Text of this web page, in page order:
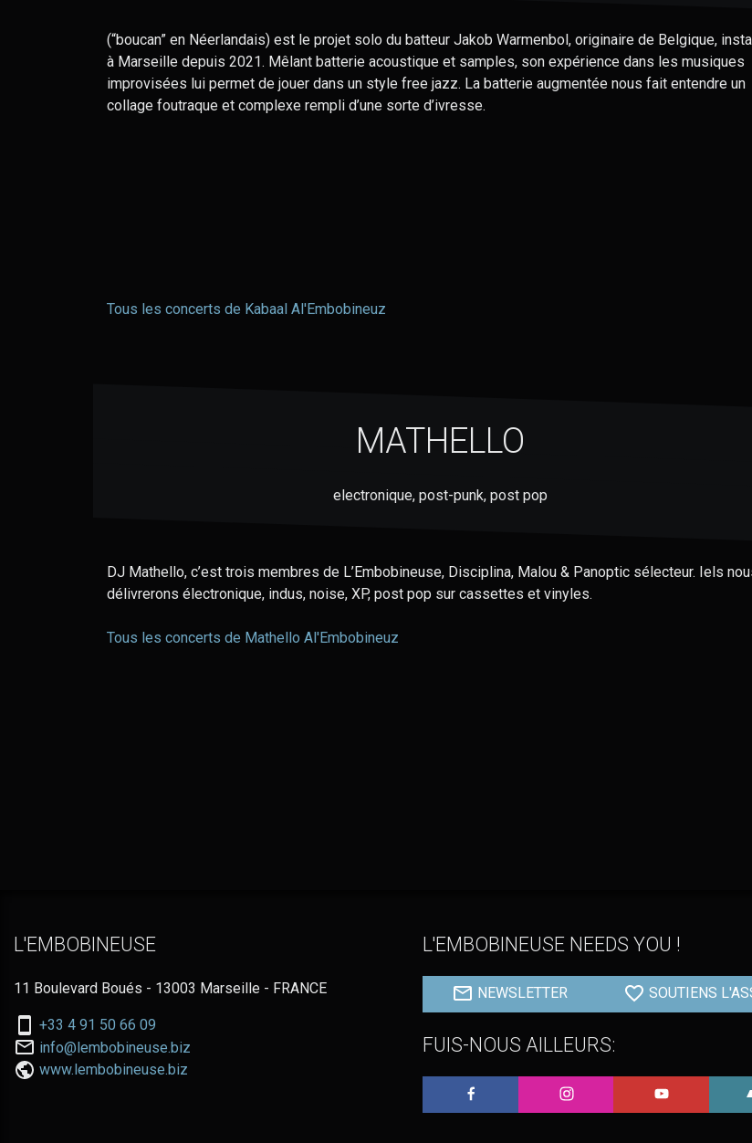
(“boucan” en Néerlandais) est le projet solo du batteur Jakob Warmenbol, originaire de Belgique,
à Marseille depuis 2021. Mêlant batterie acoustique et samples, son expérience dans les musiques
improvisées lui permet de jouer dans un style free jazz. La batterie augmentée nous fait entendre un
collage foutraque et complexe rempli d’une sorte d’ivresse.
Tous les concerts de Kabaal Al'Embobineuz
MATHELLO
electronique, post-punk, post pop
DJ Mathello, c’est trois membres de L’Embobineuse, Disciplina, Malou & Panoptic sélecteur. Iels
délivrerons électronique, indus, noise, XP, post pop sur cassettes et vinyles.
Tous les concerts de Mathello Al'Embobineuz
L'EMBOBINEUSE
11 Boulevard Boués - 13003 Marseille - FRANCE
Nous
téléphoner
au:
+33 4 91 50 66 09
Nous
contacter
info@lembobineuse.biz
www.lembobineuse.biz
L'EMBOBINEUSE NEEDS YOU !
NEWSLETTER SOUTIENS
FUIS-NOUS AILLEURS:
L'Embobineuse sur Facebook
L'Embobineuse sur